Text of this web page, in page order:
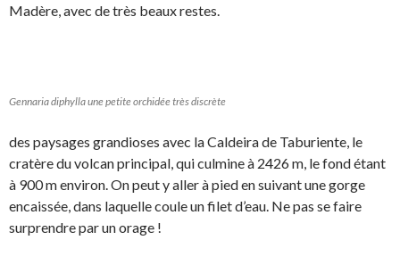
Madère, avec de très beaux restes.
Gennaria diphylla une petite orchidée très discrète
des paysages grandioses avec la Caldeira de Taburiente, le
cratère du volcan principal, qui culmine à 2426 m, le fond étant
à 900 m environ. On peut y aller à pied en suivant une gorge
encaissée, dans laquelle coule un filet d’eau. Ne pas se faire
surprendre par un orage !